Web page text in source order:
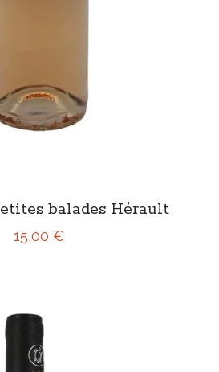
balades Hérault
15,00 €